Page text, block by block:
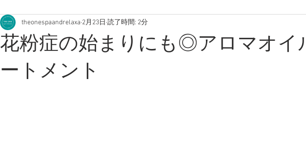
花粉症の始まりにも◎アロマオイ
ートメント
theonespaandrelaxa 2月23日 読了時間: 2分